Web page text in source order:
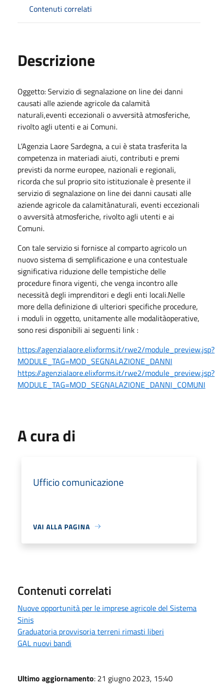
Contenuti correlati
Descrizione
Oggetto: Servizio di segnalazione on line dei danni
causati alle aziende agricole da calamità
naturali,eventi eccezionali o avversità atmosferiche,
rivolto agli utenti e ai Comuni.
L’Agenzia Laore Sardegna, a cui è stata trasferita la
competenza in materiadi aiuti, contributi e premi
previsti da norme europee, nazionali e regionali,
ricorda che sul proprio sito istituzionale è presente il
servizio di segnalazione on line dei danni causati alle
aziende agricole da calamitànaturali, eventi eccezionali
o avversità atmosferiche, rivolto agli utenti e ai
Comuni.
Con tale servizio si fornisce al comparto agricolo un
nuovo sistema di semplificazione e una contestuale
significativa riduzione delle tempistiche delle
procedure finora vigenti, che venga incontro alle
necessità degli imprenditori e degli enti locali.Nelle
more della definizione di ulteriori specifiche procedure,
i moduli in oggetto, unitamente alle modalitàoperative,
sono resi disponibili ai seguenti link :
https://agenzialaore.elixforms.it/rwe2/module_preview.jsp?
MODULE_TAG=MOD_SEGNALAZIONE_DANNI
https://agenzialaore.elixforms.it/rwe2/module_preview.jsp?
MODULE_TAG=MOD_SEGNALAZIONE_DANNI_COMUNI
A cura di
Ufficio comunicazione
VAI ALLA PAGINA
Contenuti correlati
Nuove opportunità per le imprese agricole del Sistema
Sinis
Graduatoria provvisoria terreni rimasti liberi
GAL nuovi bandi
Ultimo aggiornamento: 21 giugno 2023, 15:40